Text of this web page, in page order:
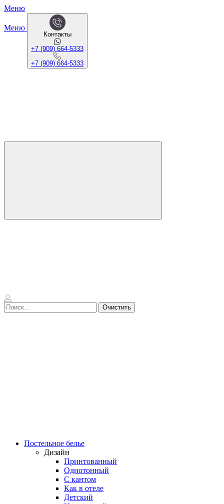
Меню
Меню
Контакты
+7 (909) 664-5333
+7 (909) 664-5333
Очистить
Постельное белье
Дизайн
Принтованный
Однотонный
С кантом
Как в отеле
Детский